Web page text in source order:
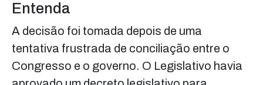
Entenda
A decisão foi tomada depois de uma
tentativa frustrada de conciliação entre o
Congresso e o governo. O Legislativo havia